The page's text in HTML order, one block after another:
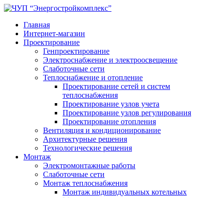
Главная
Интернет-магазин
Проектирование
Генпроектирование
Электроснабжение и электроосвещение
Слаботочные сети
Теплоснабжение и отопление
Проектирование сетей и систем
теплоснабжения
Проектирование узлов учета
Проектирование узлов регулирования
Проектирование отопления
Вентиляция и кондиционирование
Архитектурные решения
Технологические решения
Монтаж
Электромонтажные работы
Слаботочные сети
Монтаж теплоснабжения
Монтаж индивидуальных котельных